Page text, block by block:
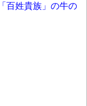
百姓貴族」の牛の